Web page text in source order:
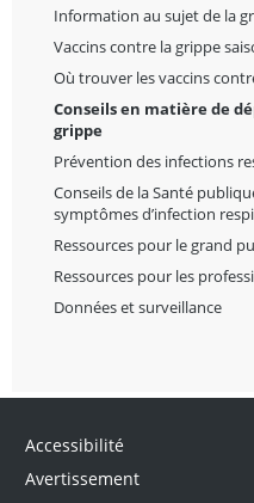
Information au sujet de la
Vaccins contre la grippe
Où trouver les vaccins
Conseils en matière de
grippe
Prévention des infections
Conseils de la Santé
symptômes d’infection
Ressources pour le grand
Ressources pour les
Données et surveillance
Accessibilité
Avertissement